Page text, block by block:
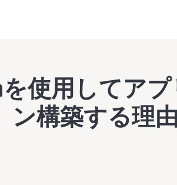
使用してアプ
ン構築する理由